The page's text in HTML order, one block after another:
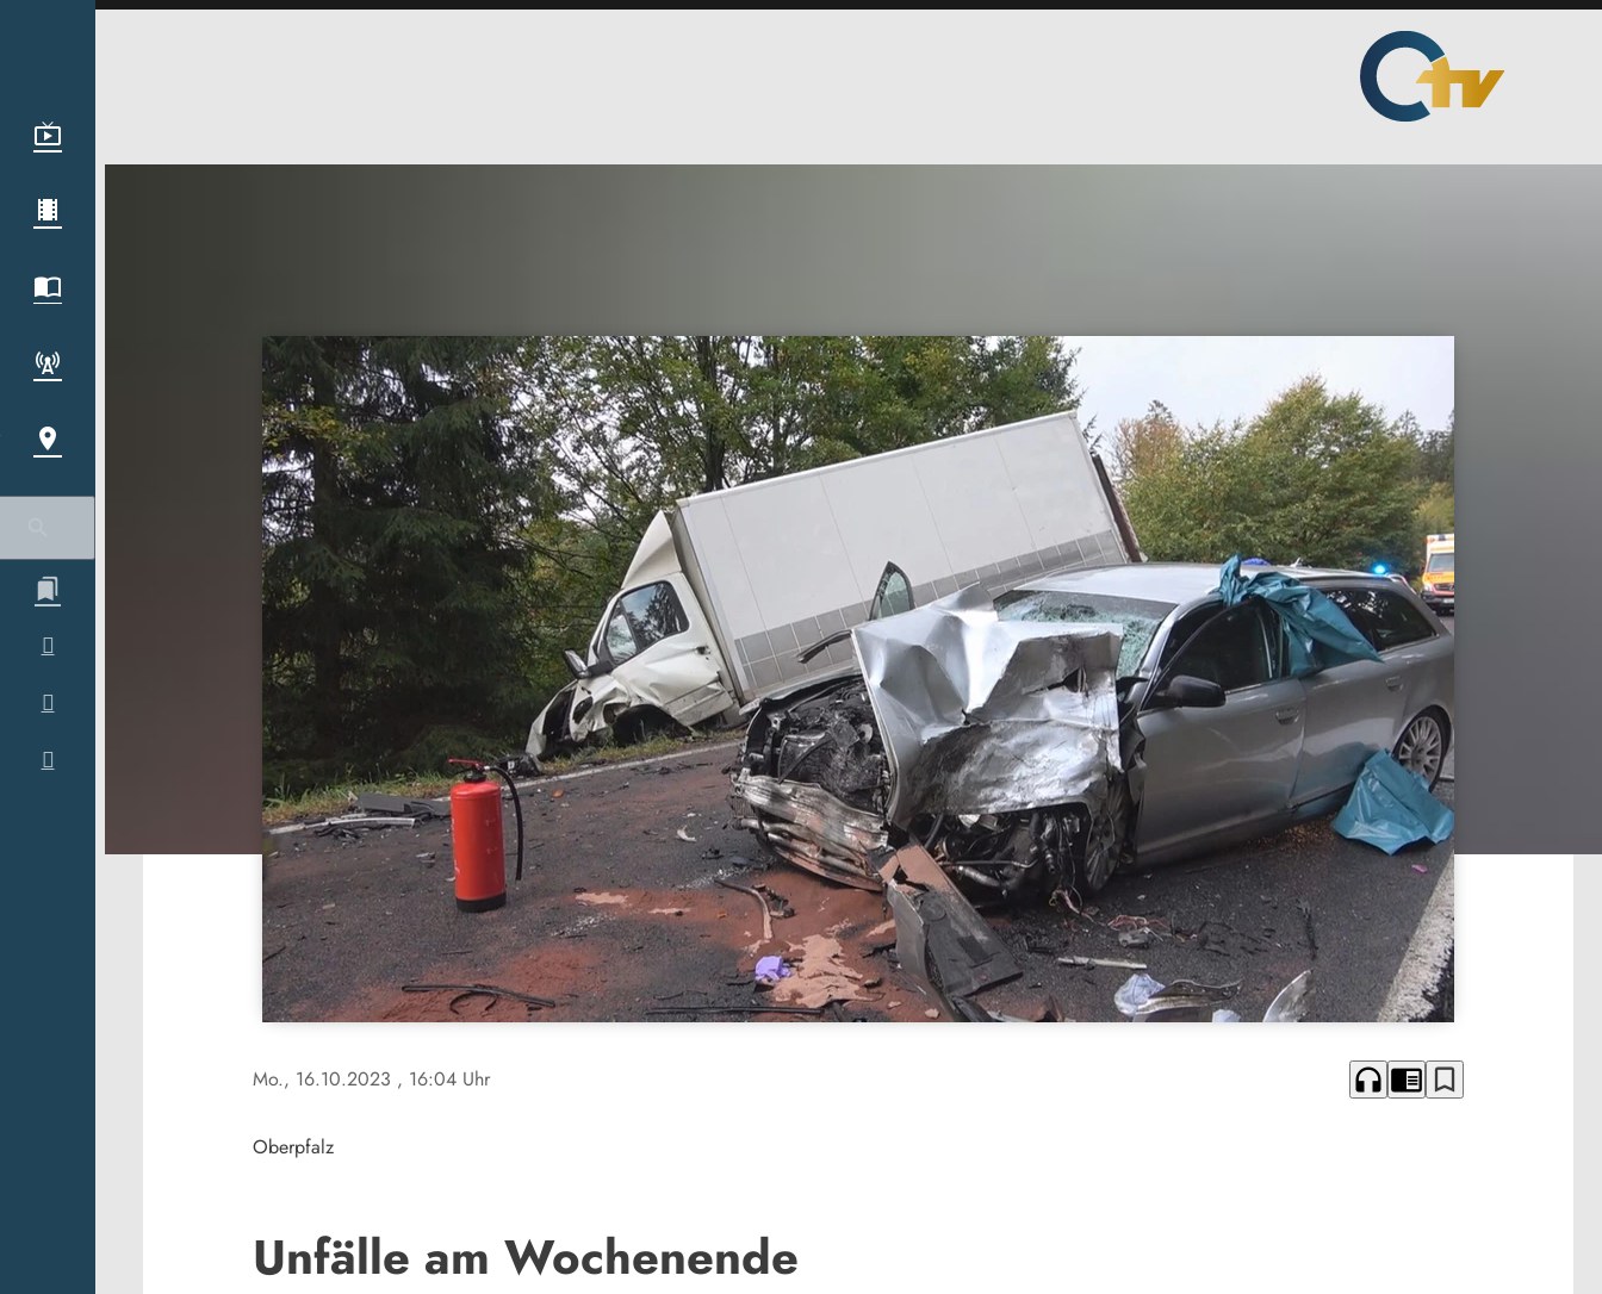
Mo., 16.10.2023 , 16:04 Uhr headphones chrome_reader_mode bookmark_border
Oberpfalz
Unfälle am Wochenende